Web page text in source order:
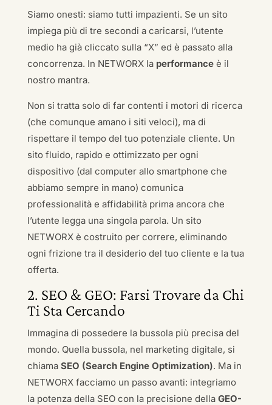
Siamo onesti: siamo tutti impazienti. Se un sito
impiega più di tre secondi a caricarsi, l’utente
medio ha già cliccato sulla “X” ed è passato alla
concorrenza. In NETWORX la performanceè il
nostro mantra.
Non si tratta solo di far contenti i motori di ricerca
(che comunque amano i siti veloci), ma di
rispettare il tempo del tuo potenziale cliente. Un
sito fluido, rapido e ottimizzato per ogni
dispositivo (dal computer allo smartphone che
abbiamo sempre in mano) comunica
professionalità e affidabilità prima ancora che
l’utente legga una singola parola. Un sito
NETWORX è costruito per correre, eliminando
ogni frizione tra il desiderio del tuo cliente e la tua
offerta.
2. SEO & GEO: Farsi Trovare da Chi
Ti Sta Cercando
Immagina di possedere la bussola più precisa del
mondo. Quella bussola, nel marketing digitale, si
chiama SEO (Search Engine Optimization). Ma in
NETWORX facciamo un passo avanti: integriamo
la potenza della SEO con la precisione della GEO-